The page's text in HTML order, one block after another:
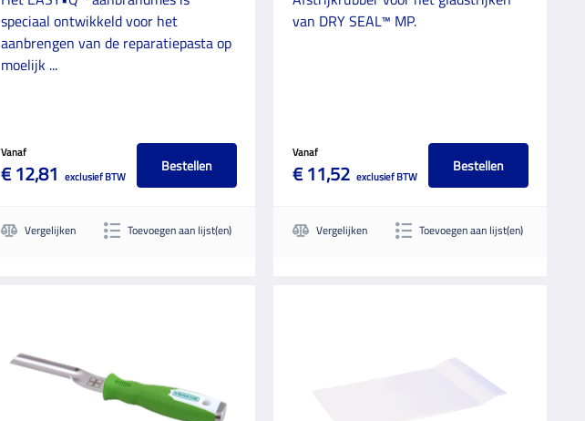
speciaal ontwikkeld voor het
aanbrengen van de reparatiepasta op
moelijk ...
Vanaf
€ 12,81 exclusief BTW
Bestellen
Vergelijken Toevoegen aan lijst(en)
van DRY SEAL™ MP.
Vanaf
€ 11,52 exclusief BTW
Bestellen
Vergelijken Toevoegen aan lijst(en)